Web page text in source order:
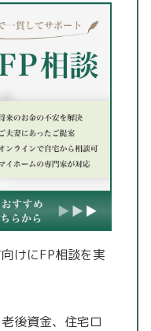
けにFP相談を実
後資金、住宅ロ